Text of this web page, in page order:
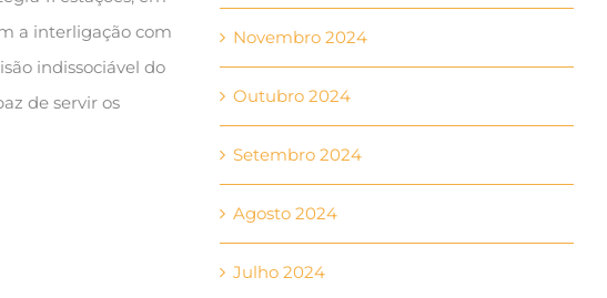
a interligação com
indissociável do
de servir os
Novembro 2024
Outubro 2024
Setembro 2024
Agosto 2024
Julho 2024